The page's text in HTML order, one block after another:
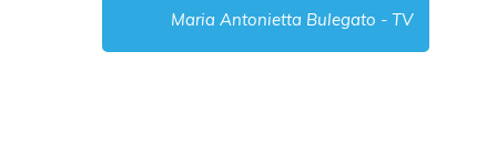
Maria Antonietta Bulegato - TV